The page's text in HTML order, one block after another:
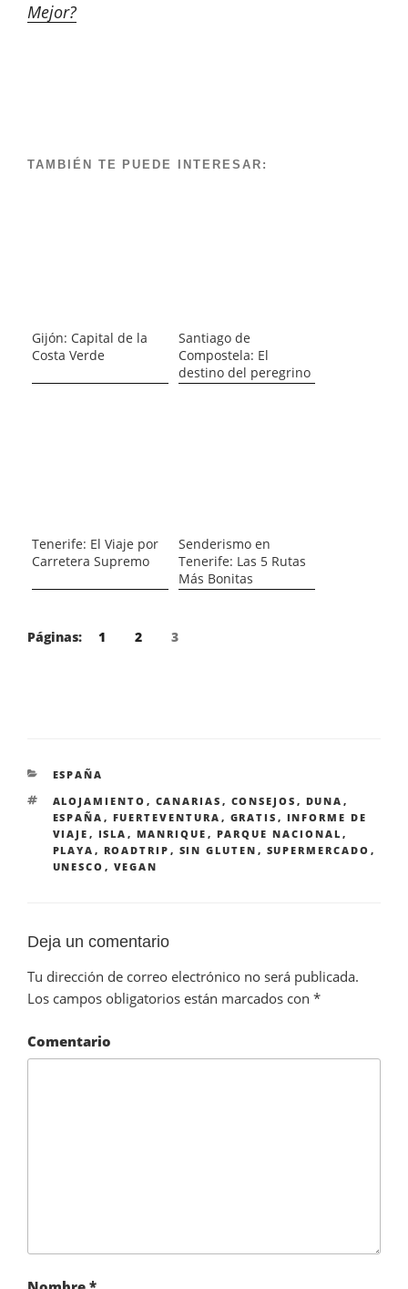
Mejor?
TAMBIÉN TE PUEDE INTERESAR:
Gijón: Capital de la
Costa Verde
Santiago de
Compostela: El
destino del peregrino
Tenerife: El Viaje por
Carretera Supremo
Senderismo en
Tenerife: Las 5 Rutas
Más Bonitas
Páginas: 1 2 3
CATEGORÍAS
ESPAÑA
ETIQUETAS
ALOJAMIENTO , CANARIAS , CONSEJOS , DUNA ,
ESPAÑA , FUERTEVENTURA , GRATIS , INFORME DE
VIAJE , ISLA , MANRIQUE , PARQUE NACIONAL ,
PLAYA , ROADTRIP , SIN GLUTEN , SUPERMERCADO ,
UNESCO , VEGAN
Deja un comentario
Tu dirección de correo electrónico no será publicada.
Los campos obligatorios están marcados con *
Comentario